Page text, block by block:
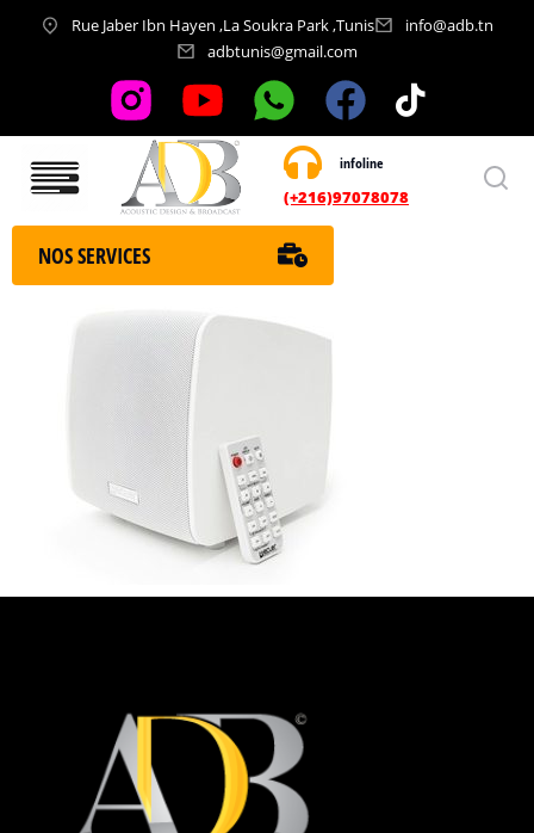
Rue Jaber Ibn Hayen ,La Soukra Park ,Tunis
info@adb.tn
adbtunis@gmail.com
infoline
(+216)97078078
Nos services
NOS SERVICES